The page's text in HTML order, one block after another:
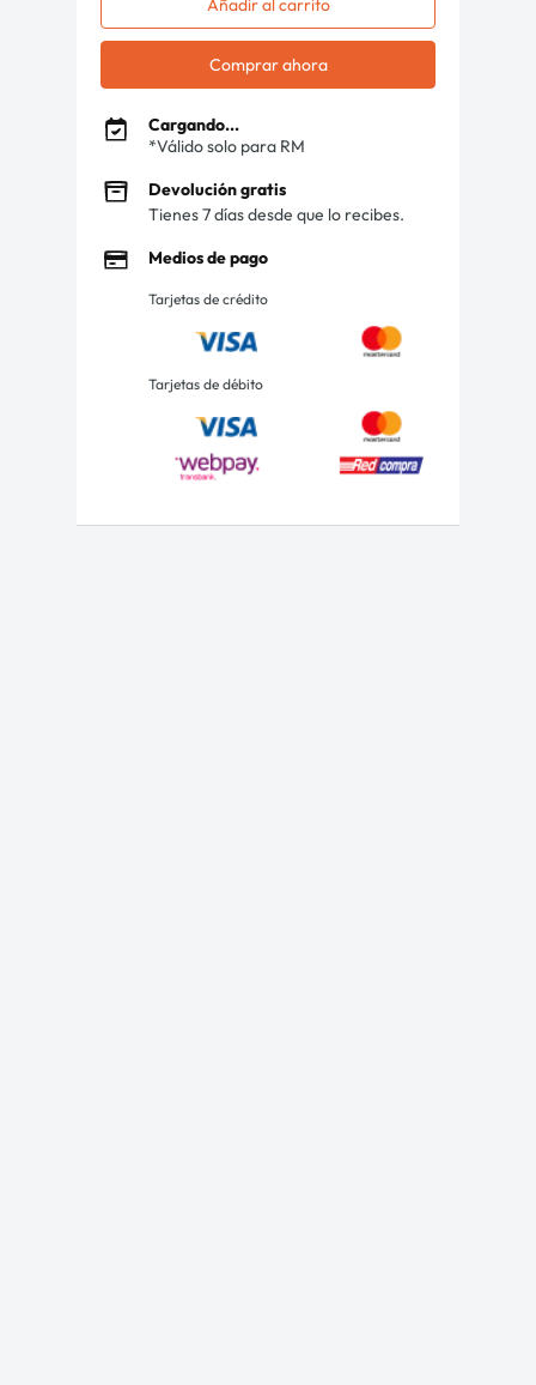
Comprar ahora
Cargando...
*Válido solo para RM
Devolución gratis
Tienes 7 días desde que lo recibes.
Medios de pago
Tarjetas de crédito
Tarjetas de débito